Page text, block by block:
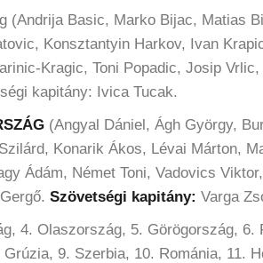
(Andrija Basic, Marko Bijac, Matias
Konsztantyin Harkov, Ivan
Kragic, Toni Popadic, Josip
kapitány: Ivica Tucak.
(Angyal Dániel, Ágh György,
Konarik Ákos, Lévai Márton,
Ádám, Német Toni, Vadovics
Szövetségi kapitány: Varga
4. Olaszország, 5. Görögország, 6.
Grúzia, 9. Szerbia, 10. Románia, 11.